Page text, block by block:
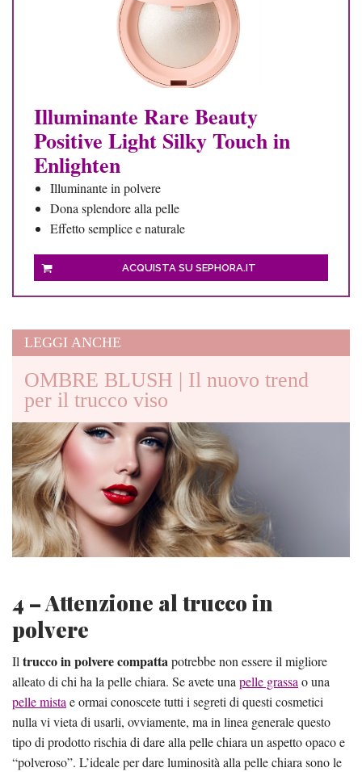
Illuminante Rare Beauty
Positive Light Silky Touch in
Enlighten
Illuminante in polvere
Dona splendore alla pelle
Effetto semplice e naturale
ACQUISTA SU SEPHORA.IT
LEGGI ANCHE
OMBRE BLUSH | Il nuovo trend
per il trucco viso
4 – Attenzione al trucco in
polvere
Il trucco in polvere compattapotrebbe non essere il migliore
alleato di chi ha la pelle chiara. Se avete una pelle grassa o una
pelle mista e ormai conoscete tutti i segreti di questi cosmetici
nulla vi vieta di usarli, ovviamente, ma in linea generale questo
tipo di prodotto rischia di dare alla pelle chiara un aspetto opaco e
“polveroso”. L’ideale per dare luminosità alla pelle chiara sono le